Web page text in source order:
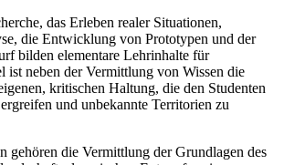
das Erleben realer Situationen,
die Entwicklung von Prototypen und der
bilden elementare Lehrinhalte für
ist neben der Vermittlung von Wissen die
kritischen Haltung, die den Studenten
und unbekannte Territorien zu
gehören die Vermittlung der Grundlagen des